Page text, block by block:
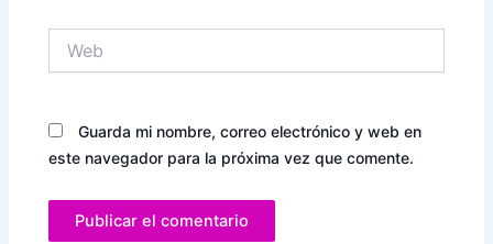
Guarda mi nombre, correo electrónico y web en
este navegador para la próxima vez que comente.